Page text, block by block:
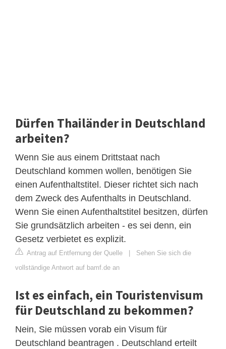
Dürfen Thailänder in Deutschland
arbeiten?
Wenn Sie aus einem Drittstaat nach
Deutschland kommen wollen, benötigen Sie
einen Aufenthaltstitel. Dieser richtet sich nach
dem Zweck des Aufenthalts in Deutschland.
Wenn Sie einen Aufenthaltstitel besitzen, dürfen
Sie grundsätzlich arbeiten - es sei denn, ein
Gesetz verbietet es explizit.
Antrag auf Entfernung der Quelle
Sehen Sie sich die
vollständige Antwort auf bamf.de an
Ist es einfach, ein Touristenvisum
für Deutschland zu bekommen?
Nein, Sie müssen vorab ein Visum für
Deutschland beantragen . Deutschland erteilt